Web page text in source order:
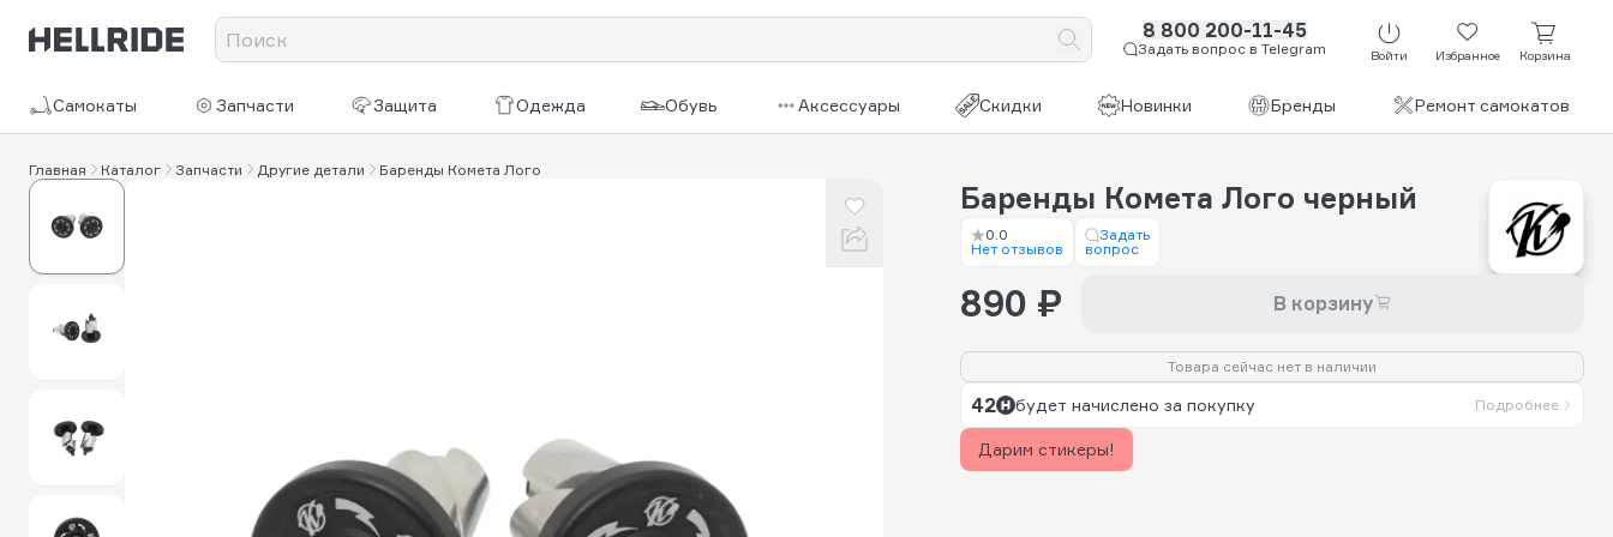
8 800 200-11-45
Задать вопрос в Telegram Войти Избранное Корзина
Самокаты Запчасти Защита Одежда Обувь Аксессуары Скидки Новинки Бренды Ремонт самокатов
Главная Каталог Запчасти Другие детали Баренды Комета Лого
Баренды Комета Лого черный
0.0
Нет отзывов
Задать
вопрос
890 ₽ В корзину
Товара сейчас нет в наличии
42 будет начислено за покупку Подробнее
Дарим стикеры!